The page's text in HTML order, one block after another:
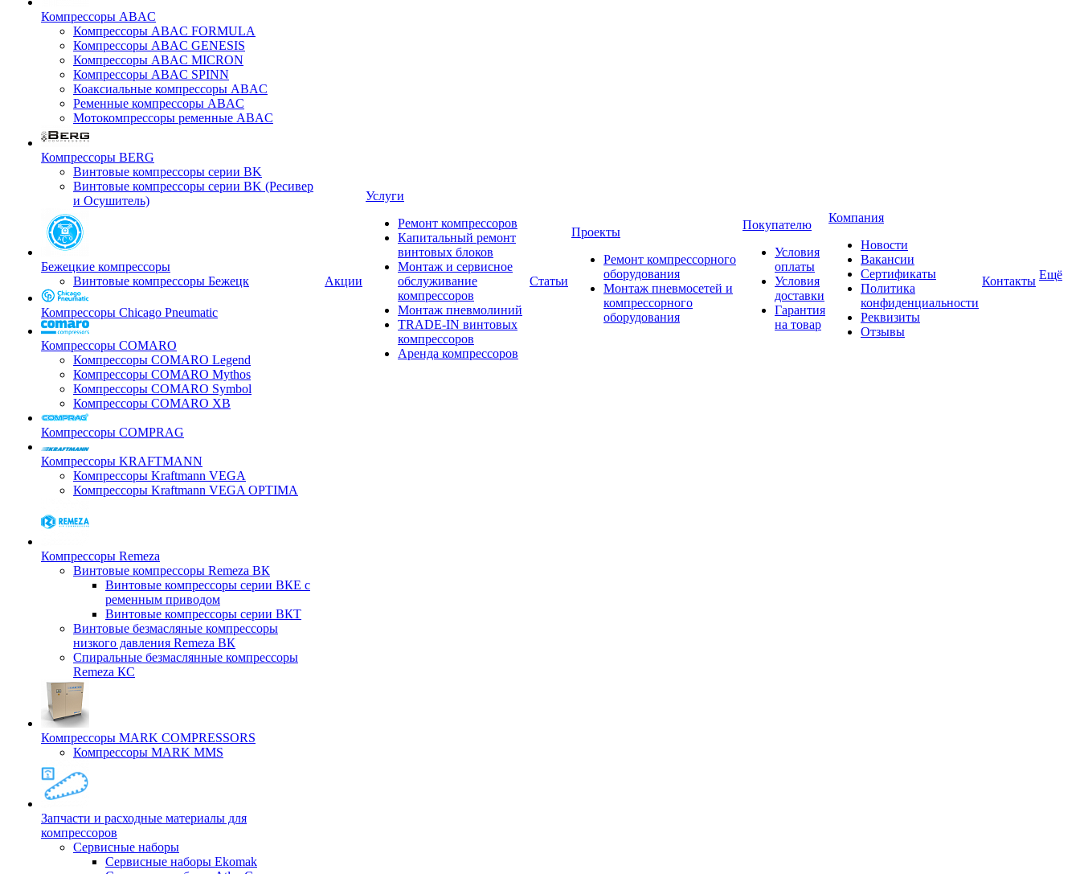
Компрессоры ABAC
Компрессоры ABAC FORMULA
Компрессоры ABAC GENESIS
Компрессоры ABAC MICRON
Компрессоры ABAC SPINN
Коаксиальные компрессоры ABAC
Ременные компрессоры ABAC
Мотокомпрессоры ременные ABAC
Компрессоры BERG
Винтовые компрессоры серии BK
Винтовые компрессоры серии BK (Ресивер
и Осушитель)
Бежецкие компрессоры
Винтовые компрессоры Бежецк
Компрессоры Chicago Pneumatic
Компрессоры COMARO
Компрессоры COMARO Legend
Компрессоры COMARO Mythos
Компрессоры COMARO Symbol
Компрессоры COMARO XB
Компрессоры COMPRAG
Компрессоры KRAFTMANN
Компрессоры Kraftmann VEGA
Компрессоры Kraftmann VEGA OPTIMA
Компрессоры Remeza
Винтовые компрессоры Remeza ВК
Винтовые компрессоры серии ВКЕ с
ременным приводом
Винтовые компрессоры серии ВКТ
Винтовые безмасляные компрессоры
низкого давления Remeza ВК
Спиральные безмаслянные компрессоры
Remeza КС
Компрессоры MARK COMPRESSORS
Компрессоры MARK MMS
Запчасти и расходные материалы для
компрессоров
Cервисные наборы
Сервисные наборы Ekomak
Акции
Услуги
Ремонт компрессоров
Капитальный ремонт
винтовых блоков
Монтаж и сервисное
обслуживание
компрессоров
Монтаж пневмолиний
TRADE-IN винтовых
компрессоров
Аренда компрессоров
Статьи
Проекты
Ремонт компрессорного
оборудования
Монтаж пневмосетей и
компрессорного
оборудования
Покупателю
Условия
оплаты
Условия
доставки
Гарантия
на товар
Компания
Новости
Вакансии
Сертификаты
Политика
конфиденциальности
Реквизиты
Отзывы
Контакты Ещё